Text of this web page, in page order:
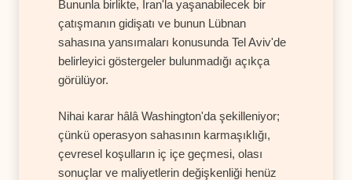
Bununla birlikte, İran'la yaşanabilecek bir
çatışmanın gidişatı ve bunun Lübnan
sahasına yansımaları konusunda Tel Aviv'de
belirleyici göstergeler bulunmadığı açıkça
görülüyor.
Nihai karar hâlâ Washington'da şekilleniyor;
çünkü operasyon sahasının karmaşıklığı,
çevresel koşulların iç içe geçmesi, olası
sonuçlar ve maliyetlerin değişkenliği henüz